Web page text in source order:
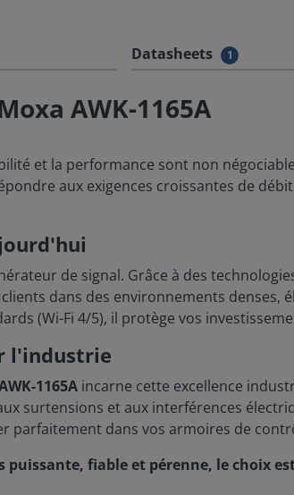
Datasheets 1
AWK-1165A
et la performance sont non
aux exigences croissantes de
de signal. Grâce à des
dans des environnements
(Wi-Fi 4/5), il protège vos
l'industrie
1165A incarne cette excellence
surtensions et aux interférences
parfaitement dans vos armoires de
fiable et pérenne, le choix